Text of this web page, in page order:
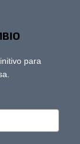
para